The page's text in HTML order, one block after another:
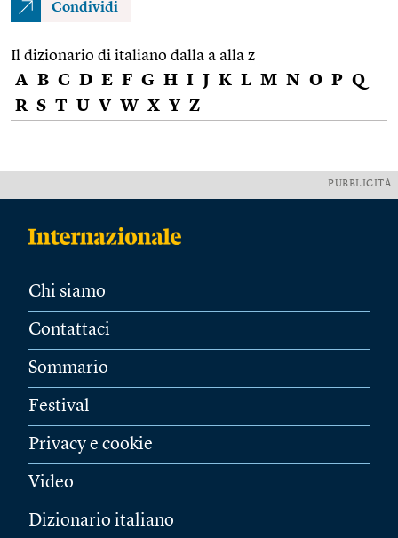
Condividi
Il dizionario di italiano dalla a alla z
A B C D E F G H I J K L M N O P Q
R S T U V W X Y Z
PUBBLICITÀ
Chi siamo
Contattaci
Sommario
Festival
Privacy e cookie
Video
Dizionario italiano